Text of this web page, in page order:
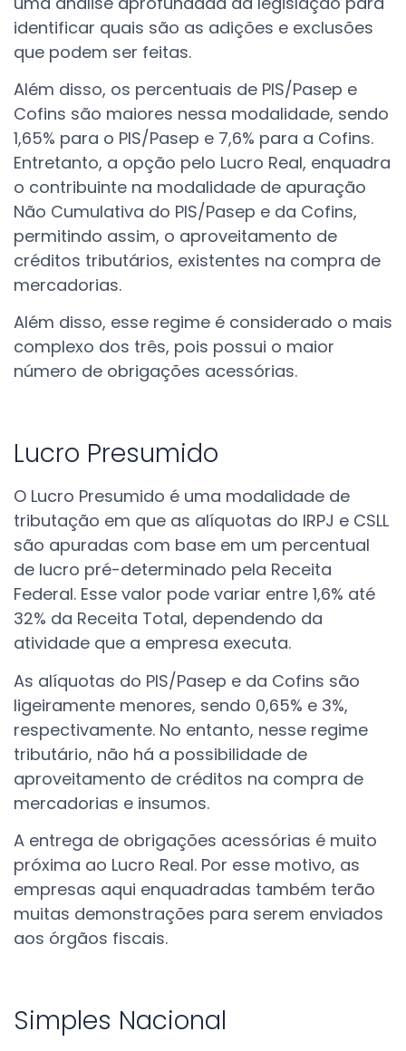
identificar quais são as adições e exclusões
que podem ser feitas.
Além disso, os percentuais de PIS/Pasep e
Cofins são maiores nessa modalidade, sendo
1,65% para o PIS/Pasep e 7,6% para a Cofins.
Entretanto, a opção pelo Lucro Real, enquadra
o contribuinte na modalidade de apuração
Não Cumulativa do PIS/Pasep e da Cofins,
permitindo assim, o aproveitamento de
créditos tributários, existentes na compra de
mercadorias.
Além disso, esse regime é considerado o mais
complexo dos três, pois possui o maior
número de obrigações acessórias.
Lucro Presumido
O Lucro Presumido é uma modalidade de
tributação em que as alíquotas do IRPJ e CSLL
são apuradas com base em um percentual
de lucro pré-determinado pela Receita
Federal. Esse valor pode variar entre 1,6% até
32% da Receita Total, dependendo da
atividade que a empresa executa.
As alíquotas do PIS/Pasep e da Cofins são
ligeiramente menores, sendo 0,65% e 3%,
respectivamente. No entanto, nesse regime
tributário, não há a possibilidade de
aproveitamento de créditos na compra de
mercadorias e insumos.
A entrega de obrigações acessórias é muito
próxima ao Lucro Real. Por esse motivo, as
empresas aqui enquadradas também terão
muitas demonstrações para serem enviados
aos órgãos fiscais.
Simples Nacional